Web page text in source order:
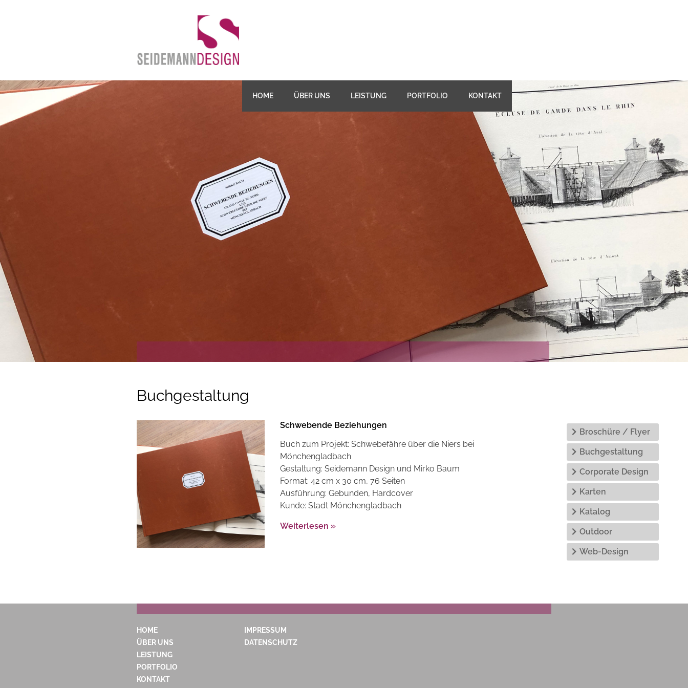
HOME ÜBER UNS LEISTUNG PORTFOLIO KONTAKT
Buchgestaltung
Schwebende Beziehungen
Buch zum Projekt: Schwebefähre über die Niers bei
Mönchengladbach
Gestaltung: Seidemann Design und Mirko Baum
Format: 42 cm x 30 cm, 76 Seiten
Ausführung: Gebunden, Hardcover
Kunde: Stadt Mönchengladbach
Weiterlesen »
Broschüre / Flyer
Buchgestaltung
Corporate Design
Karten
Katalog
Outdoor
Web-Design
HOME
ÜBER UNS
LEISTUNG
PORTFOLIO
KONTAKT
IMPRESSUM
DATENSCHUTZ